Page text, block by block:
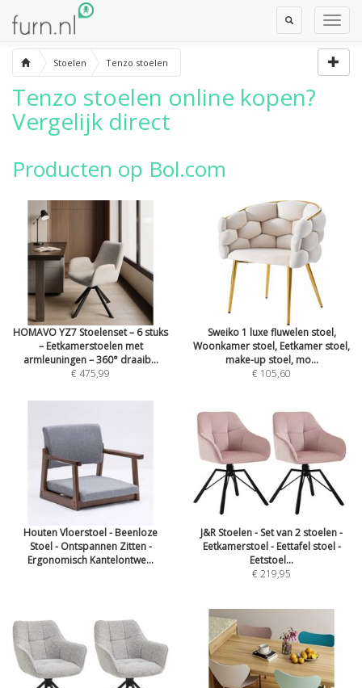
Toggle
Search
Stoelen Tenzo stoelen
Tenzo stoelen online kopen?
Vergelijk direct
Producten op Bol.com
HOMAVO YZ7 Stoelenset – 6 stuks
– Eetkamerstoelen met
armleuningen – 360° draaib...
€ 475,99
Sweiko 1 luxe fluwelen stoel,
Woonkamer stoel, Eetkamer stoel,
make-up stoel, mo...
€ 105,60
Houten Vloerstoel - Beenloze
Stoel - Ontspannen Zitten -
Ergonomisch Kantelontwe...
J&R Stoelen - Set van 2 stoelen -
Eetkamerstoel - Eettafel stoel -
Eetstoel...
€ 219,95